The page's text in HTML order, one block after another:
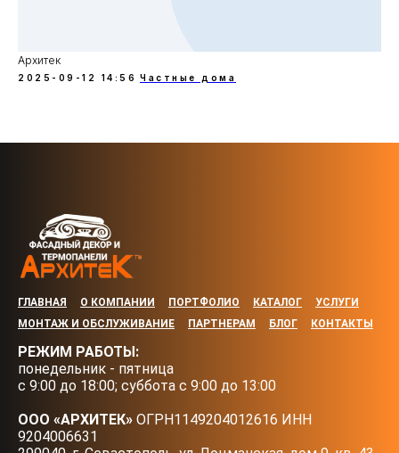
Архитек
2025-09-12 14:56 Частные дома
ГЛАВНАЯ О КОМПАНИИ ПОРТФОЛИО КАТАЛОГ
УСЛУГИ
МОНТАЖ И ОБСЛУЖИВАНИЕ
ПАРТНЕРАМ БЛОГ КОНТАКТЫ
РЕЖИМ РАБОТЫ:
понедельник - пятница
с 9:00 до 18:00; суббота с 9:00 до 13:00
ООО «АРХИТЕК» ОГРН1149204012616 ИНН
9204006631